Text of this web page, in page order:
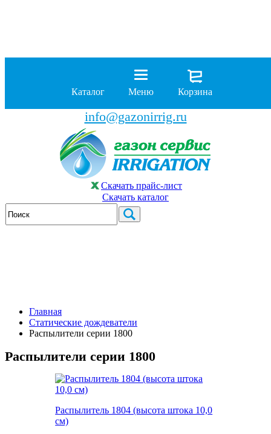
962-00-63
8 (929)
962-01-18
info@gazonirrig.ru
Скачать прайс-лист
Скачать каталог
Главная
Статические дождеватели
Распылители серии 1800
Распылители серии 1800
Распылитель 1804 (высота штока 10,0
см)
Каталог Меню Корзина